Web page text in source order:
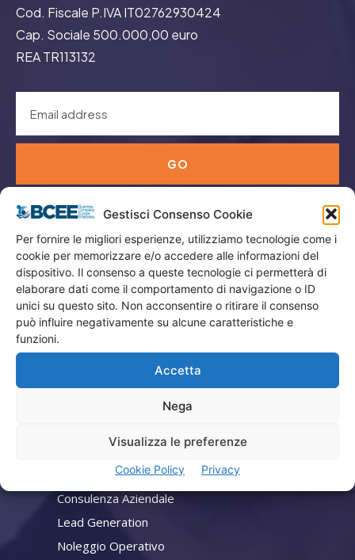
Gestisci Consenso Cookie
Per fornire le migliori esperienze, utilizziamo tecnologie come i
cookie per memorizzare e/o accedere alle informazioni del
dispositivo. Il consenso a queste tecnologie ci permetterà di
elaborare dati come il comportamento di navigazione o ID
unici su questo sito. Non acconsentire o ritirare il consenso
può influire negativamente su alcune caratteristiche e
funzioni.
Accetta
Nega
Visualizza le preferenze
Cookie Policy Privacy
Cod. Fiscale P.IVA IT02762930424
Cap. Sociale 500.000,00 euro
REA TR113132
GO
Menù
Privacy
Termini Utilizzo
Iscrizione Newsletter
Cookie Policy (UE)
Consulenza Aziendale
Lead Generation
Noleggio Operativo